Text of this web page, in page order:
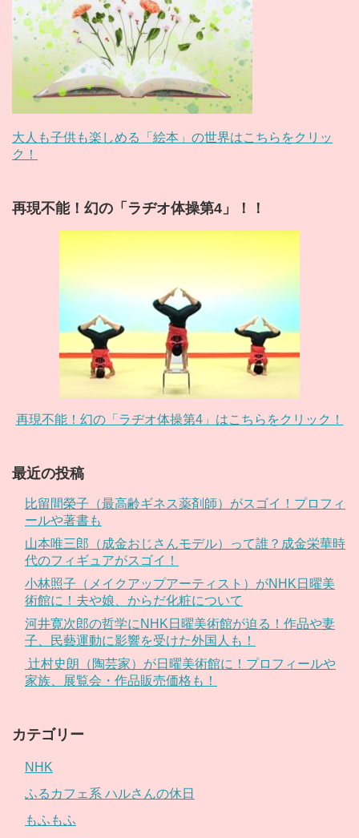
大人も子供も楽しめる「絵本」の世界はこちらをクリッ
ク！
再現不能！幻の「ラヂオ体操第4」！！
再現不能！幻の「ラヂオ体操第4」はこちらをクリック！
最近の投稿
比留間榮子（最高齢ギネス薬剤師）がスゴイ！プロフィ
ールや著書も
山本唯三郎（成金おじさんモデル）って誰？成金栄華時
代のフィギュアがスゴイ！
小林照子（メイクアップアーティスト）がNHK日曜美
術館に！夫や娘、からだ化粧について
河井寛次郎の哲学にNHK日曜美術館が迫る！作品や妻
子、民藝運動に影響を受けた外国人も！
辻村史朗（陶芸家）が日曜美術館に！プロフィールや
家族、展覧会・作品販売価格も！
カテゴリー
NHK
ふるカフェ系 ハルさんの休日
もふもふ